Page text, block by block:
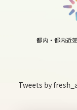
sun
15
都内・都内近
Tweets by